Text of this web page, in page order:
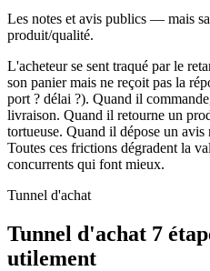
Les notes et avis publics — mais
produit/qualité.
L'acheteur se sent traqué par le
son panier mais ne reçoit pas la
port ? délai ?). Quand il
livraison. Quand il retourne un
tortueuse. Quand il dépose un
Toutes ces frictions dégradent la
concurrents qui font mieux.
Tunnel d'achat
Tunnel d'achat 7
utilement